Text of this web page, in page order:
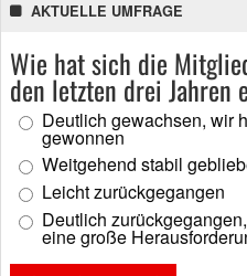
AKTUELLE UMFRAGE
Wie hat sich die
den letzten drei Jahren
Deutlich gewachsen, wir
gewonnen
Weitgehend stabil
Leicht zurückgegangen
Deutlich
eine große